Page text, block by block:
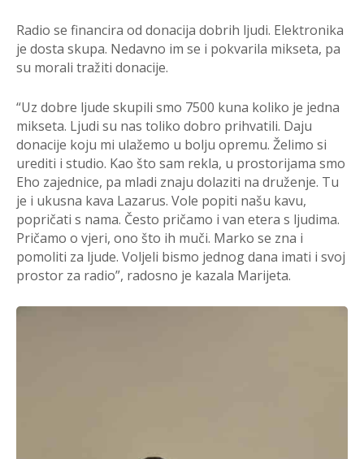
Radio se financira od donacija dobrih ljudi. Elektronika
je dosta skupa. Nedavno im se i pokvarila mikseta, pa
su morali tražiti donacije.
“Uz dobre ljude skupili smo 7500 kuna koliko je jedna
mikseta. Ljudi su nas toliko dobro prihvatili. Daju
donacije koju mi ulažemo u bolju opremu. Želimo si
urediti i studio. Kao što sam rekla, u prostorijama smo
Eho zajednice, pa mladi znaju dolaziti na druženje. Tu
je i ukusna kava Lazarus. Vole popiti našu kavu,
popričati s nama. Često pričamo i van etera s ljudima.
Pričamo o vjeri, ono što ih muči. Marko se zna i
pomoliti za ljude. Voljeli bismo jednog dana imati i svoj
prostor za radio”, radosno je kazala Marijeta.